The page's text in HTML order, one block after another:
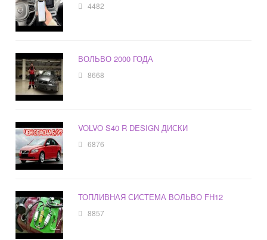
4482
ВОЛЬВО 2000 ГОДА
8668
VOLVO S40 R DESIGN ДИСКИ
6876
ТОПЛИВНАЯ СИСТЕМА ВОЛЬВО FH12
8857